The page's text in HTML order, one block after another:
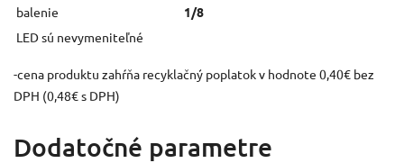
balenie
1/8
LED sú nevymeniteľné
-cena produktu zahŕňa recyklačný poplatok v hodnote 0,40€ bez
DPH (0,48€ s DPH)
Dodatočné parametre